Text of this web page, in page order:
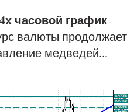
4х часовой график
валюты продолжает
медведей...